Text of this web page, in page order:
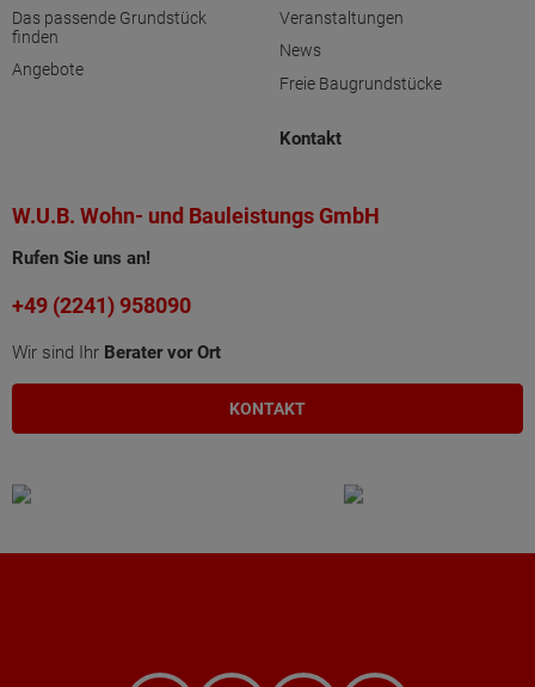
Das passende Grundstück
finden
Angebote
Veranstaltungen
News
Freie Baugrundstücke
Kontakt
W.U.B. Wohn- und Bauleistungs GmbH
Rufen Sie uns an!
+49 (2241) 958090
Wir sind Ihr Berater vor Ort
KONTAKT